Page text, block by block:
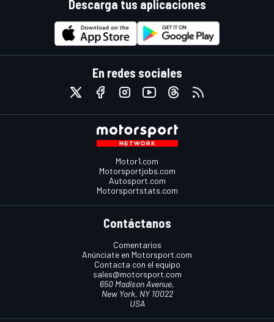
Descarga tus aplicaciones
En redes sociales
Motor1.com
Motorsportjobs.com
Autosport.com
Motorsportstats.com
Contáctanos
Comentarios
Anúnciate en Motorsport.com
Contacta con el equipo
sales@motorsport.com
650 Madison Avenue,
New York, NY 10022
USA